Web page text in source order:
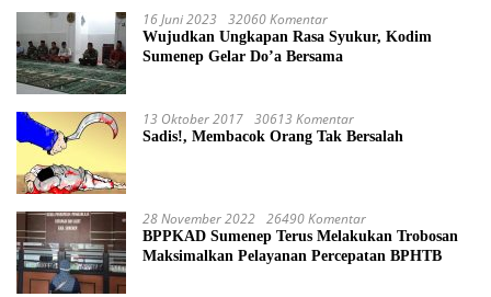
16 Juni 2023 32060 Komentar
Wujudkan Ungkapan Rasa Syukur, Kodim
Sumenep Gelar Do’a Bersama
13 Oktober 2017 30613 Komentar
Sadis!, Membacok Orang Tak Bersalah
28 November 2022 26490 Komentar
BPPKAD Sumenep Terus Melakukan Trobosan
Maksimalkan Pelayanan Percepatan BPHTB